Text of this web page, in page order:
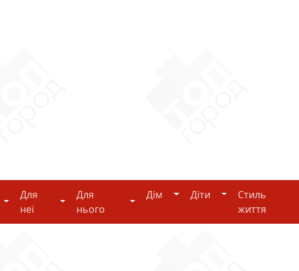
Hi-tech
Для
неї
Для неї
Для
нього
Для нього
Дім Дім Діти ДітиСтиль
життя